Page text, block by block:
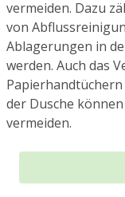
vermeiden. Dazu
von
Ablagerungen in
werden. Auch das
der Dusche
vermeiden.